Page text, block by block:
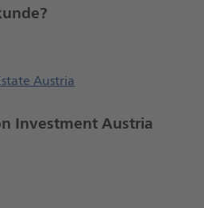
Austria
Investment Austria